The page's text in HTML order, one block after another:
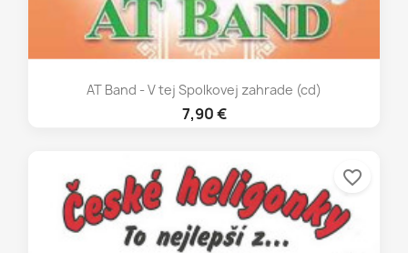
AT Band - V tej Spolkovej zahrade (cd)
7,90 €
favorite_border